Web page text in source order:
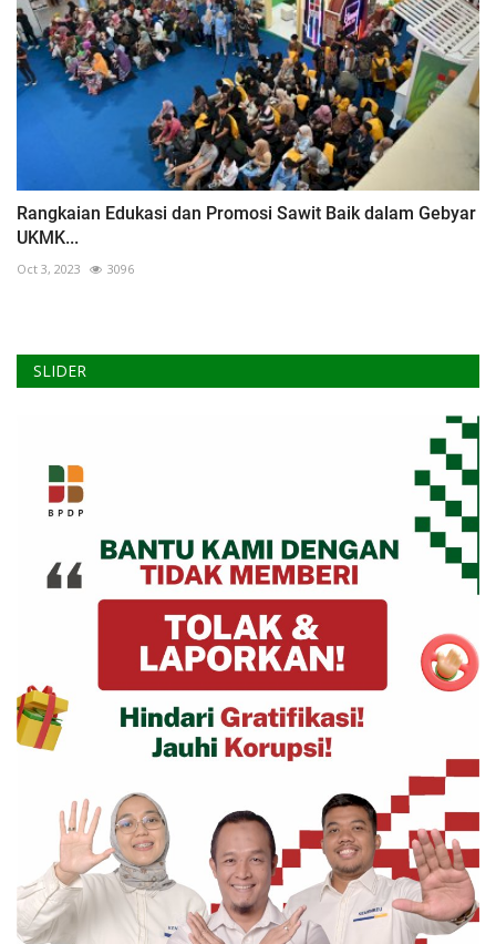
Rangkaian Edukasi dan Promosi Sawit Baik dalam Gebyar
UKMK...
Oct 3, 2023 3096
SLIDER